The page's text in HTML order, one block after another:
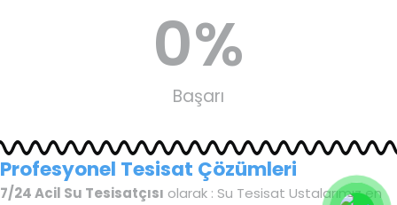
Başarı
0%
Profesyonel Tesisat Çözümleri
7/24 Acil Su Tesisatçısı olarak : Su Tesisat Ustalarımız en